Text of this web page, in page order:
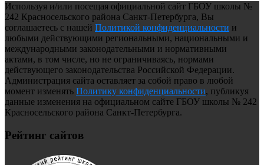
Используя и/или посещая официальной сайт ГБОУ школы №
242 Красносельского района Санкт-Петербурга, Вы
соглашаетесь с нашей Политикой конфиденциальности и
любыми действующими региональными, национальными и
международными законодательными и нормативными
актами, в том числе, но не ограничиваясь, нормами
действующего законодательства Российской Федерации.
Администрация сайта оставляет за собой право в любой
момент изменять Политику конфиденциальности, публикуя
данные изменения на официальном сайте ГБОУ школы № 242
Красносельского района Санкт-Петербурга.
Рейтинг сайтов